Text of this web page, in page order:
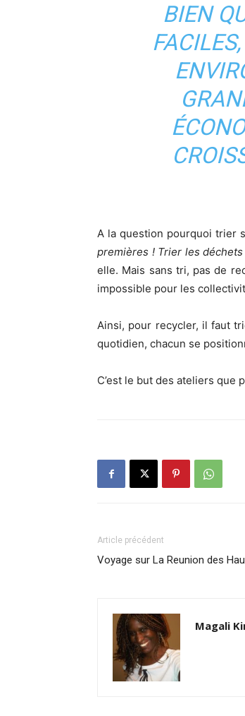
BIEN
A la question pourquoi trier
premières ! Trier les
elle. Mais sans tri, pas de
impossible pour les
Ainsi, pour recycler, il faut
quotidien, chacun se
C’est le but des ateliers que
Article précédent
Voyage sur La Reunion des
Magali